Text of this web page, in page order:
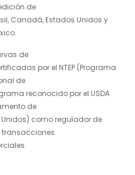
de
Canadá, Estados Unidos y
de
por el NTEP (Programa
de
reconocido por el USDA
de
como regulador de